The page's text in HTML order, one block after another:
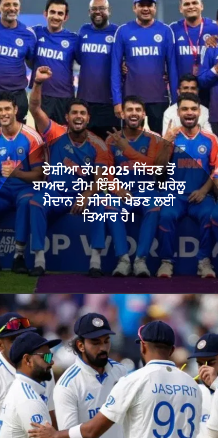
ਏਸ਼ੀਆ ਕੱਪ 2025 ਜਿੱਤਣ ਤੋਂ
ਬਾਅਦ, ਟੀਮ ਇੰਡੀਆ ਹੁਣ ਘਰੇਲੂ
ਮੈਦਾਨ ਤੇ ਸੀਰੀਜ ਖੇਡਣ ਲਈ
ਤਿਆਰ ਹੈ।